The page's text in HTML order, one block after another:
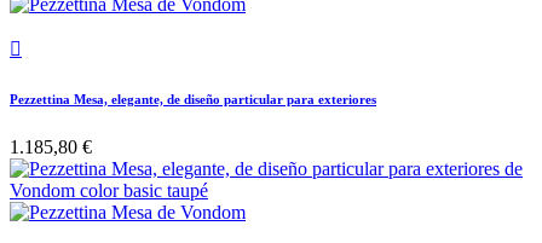

Pezzettina Mesa, elegante, de diseño particular para exteriores
1.185,80 €